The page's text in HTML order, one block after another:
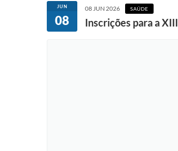
JUN
08
08 JUN 2026 SAÚDE
Inscrições para a